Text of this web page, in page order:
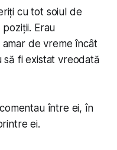
cu tot soiul de
poziții. Erau
de vreme încât
să fi existat vreodată
între ei, în
ei.